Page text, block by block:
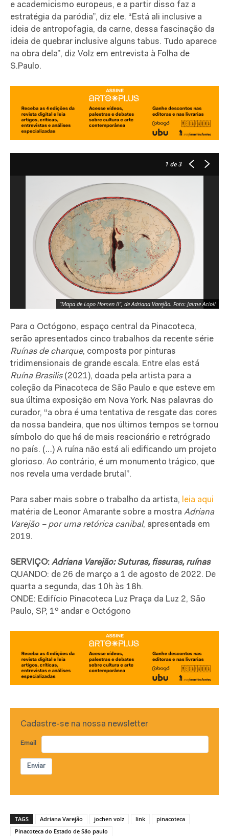
e academicismo europeus, e a partir disso faz a
estratégia da paródia”, diz ele. “Está ali inclusive a
ideia de antropofagia, da carne, dessa fascinação da
ideia de quebrar inclusive alguns tabus. Tudo aparece
na obra dela”, diz Volz em entrevista à Folha de
S.Paulo.
1 de 3
"Mapa de Lopo Homen II", de Adriana Varejão. Foto: Jaime Acioli
Para o Octógono, espaço central da Pinacoteca,
serão apresentados cinco trabalhos da recente série
Ruínas de charque, composta por pinturas
tridimensionais de grande escala. Entre elas está
Ruína Brasilis(2021), doada pela artista para a
coleção da Pinacoteca de São Paulo e que esteve em
sua última exposição em Nova York. Nas palavras do
curador, “a obra é uma tentativa de resgate das cores
da nossa bandeira, que nos últimos tempos se tornou
símbolo do que há de mais reacionário e retrógrado
no país. (…) A ruína não está ali edificando um projeto
glorioso. Ao contrário, é um monumento trágico, que
nos revela uma verdade brutal”.
Para saber mais sobre o trabalho da artista, leia aqui
matéria de Leonor Amarante sobre a mostra Adriana
Varejão – por uma retórica canibal, apresentada em
2019.
SERVIÇO: Adriana Varejão: Suturas, fissuras, ruínas
QUANDO: de 26 de março a 1 de agosto de 2022. De
quarta a segunda, das 10h às 18h.
ONDE: Edifício Pinacoteca Luz Praça da Luz 2, São
Paulo, SP, 1º andar e Octógono
Cadastre-se na nossa newsletter
Email
Enviar
TAGS Adriana Varejão jochen volz link
pinacoteca
Pinacoteca do Estado de São paulo